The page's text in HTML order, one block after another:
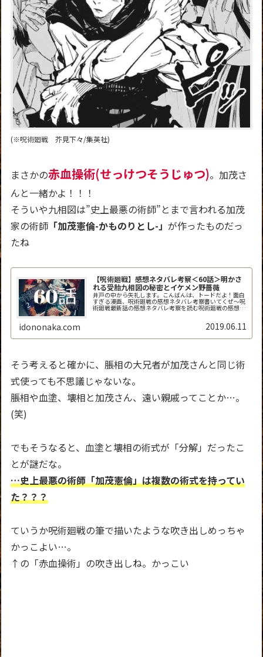
(※呪術廻戦 芥見下々/集英社)
まさかの赤血操術(せっけつそうじゅつ)。加茂さ
んと一緒かよ！！！
そういや九相図は”史上最悪の術師”とまで言われる加茂
家の術師 「加茂憲倫-かものりとし-」が作ったものだっ
たね
【呪術廻戦】感想ネタバレ考察＜60話＞明かさ
れる受胎九相図の秘密とイケメン野薔薇
井戸の中から失礼します。こんばんは、トードだよ！面白
すぎる漫画、呪術廻戦の感想ネタバレ考察書いてくぜ～呪
術廻戦最新話の感想ネタバレ考察を読む呪術廻戦の感想ネ
idononaka.com 2019.06.11
そう考えると確かに、脹相の大兄者が加茂さんと同じ術
式使っても不思議じゃないな。
脹相や血塗、壊相と加茂さん、遠い親戚ってことか…。
(笑)
でもそうなると、血塗と壊相の術式が「分解」だったこ
とが謎だな。
…史上最悪の術師「加茂憲倫」は複数の術式を持ってい
た？？？
ていうか呪術廻戦の筆で描いたような吹き出しめっちゃ
かっこよい…。
↑の「赤血操術」の吹き出しね。かっこい